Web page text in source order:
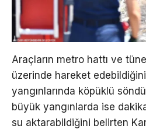
Araçların metro hattı ve
üzerinde hareket
yangınlarında köpüklü
büyük yangınlarda ise
su aktarabildiğini belirten